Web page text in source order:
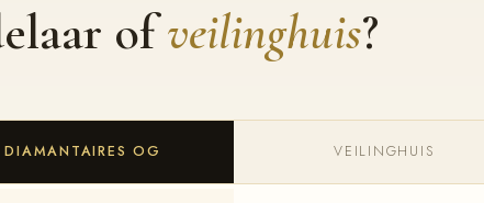
ofveilinghuis?
DIAMANTAIRES OG VEILINGHUIS